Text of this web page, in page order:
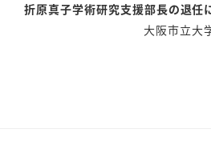
折原真子学術研究支援部長の退任
大阪市立大